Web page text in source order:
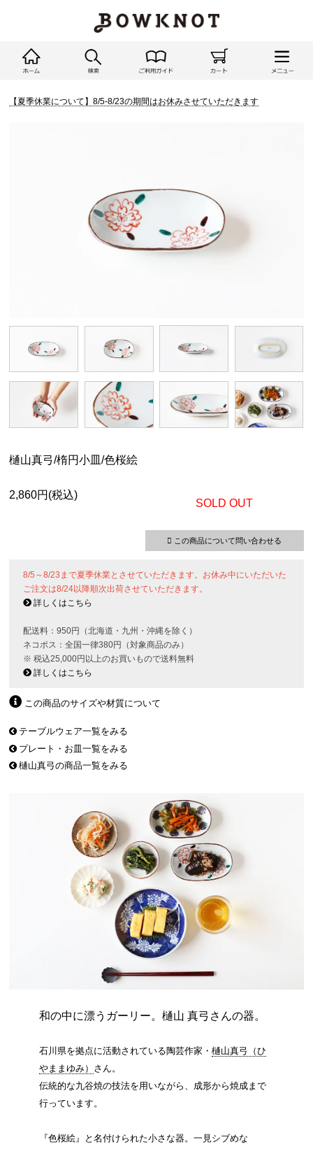
【夏季休業について】8/5-8/23の期間はお休みさせていただきます
樋山真弓/楕円小皿/色桜絵
2,860円(税込)
SOLD OUT
この商品について問い合わせる
8/5～8/23まで夏季休業とさせていただきます。お休み中にいただいた
ご注文は8/24以降順次出荷させていただきます。
詳しくはこちら
配送料：950円（北海道・九州・沖縄を除く）
ネコポス：全国一律380円（対象商品のみ）
※ 税込25,000円以上のお買いもので送料無料
詳しくはこちら
この商品のサイズや材質について
テーブルウェア一覧をみる
プレート・お皿一覧をみる
樋山真弓の商品一覧をみる
和の中に漂うガーリー。樋山 真弓さんの器。
石川県を拠点に活動されている陶芸作家・ 樋山真弓（ひ
やままゆみ） さん。
伝統的な九谷焼の技法を用いながら、成形から焼成まで
行っています。
『色桜絵』と名付けられた小さな器。一見シブめな